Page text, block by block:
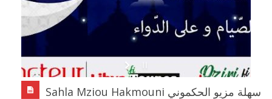
Sahla Mziou Hakmouni سهلة مزيو الحكموني